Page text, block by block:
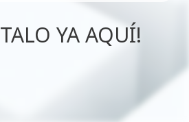
YA AQUÍ!